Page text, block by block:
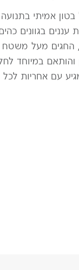
אמיתי בתנועה
בגוונים
החגים מעל משטח
במיוחד
עם אחריות לכל